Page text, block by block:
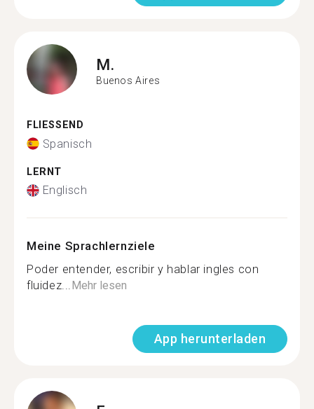
M.
Buenos Aires
FLIESSEND
Spanisch
LERNT
Englisch
Meine Sprachlernziele
Poder entender, escribir y hablar ingles con
fluidez...Mehr lesen
App herunterladen